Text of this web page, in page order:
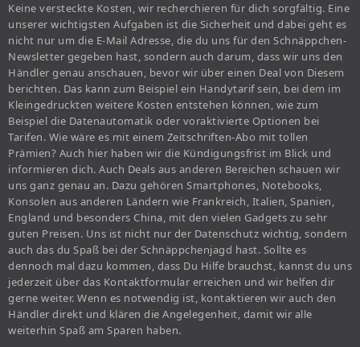
Keine versteckte Kosten, wir recherchieren für dich sorgfältig. Eine
unserer wichtigsten Aufgaben ist die Sicherheit und dabei geht es
nicht nur um die E-Mail Adresse, die du uns für den Schnäppchen-
Newsletter gegeben hast, sondern auch darum, dass wir uns den
Händler genau anschauen, bevor wir über einen Deal von Diesem
berichten. Das kann zum Beispiel ein Handytarif sein, bei dem im
Kleingedruckten weitere Kosten entstehen können, wie zum
Beispiel die Datenautomatik oder voraktivierte Optionen bei
Tarifen. Wie wäre es mit einem Zeitschriften-Abo mit tollen
Prämien? Auch hier haben wir die Kündigungsfrist im Blick und
informieren dich. Auch Deals aus anderen Bereichen schauen wir
uns ganz genau an. Dazu gehören Smartphones, Notebooks,
Konsolen aus anderen Ländern wie Frankreich, Italien, Spanien,
England und besonders China, mit den vielen Gadgets zu sehr
guten Preisen. Uns ist nicht nur der Datenschutz wichtig, sondern
auch das du Spaß bei der Schnäppchenjagd hast. Sollte es
dennoch mal dazu kommen, dass Du Hilfe brauchst, kannst du uns
jederzeit über das Kontaktformular erreichen und wir helfen dir
gerne weiter. Wenn es notwendig ist, kontaktieren wir auch den
Händler direkt und klären die Angelegenheit, damit wir alle
weiterhin Spaß am Sparen haben.